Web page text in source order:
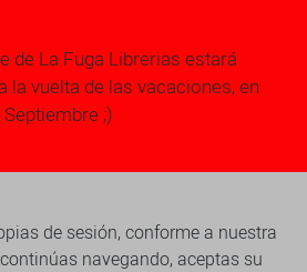
de La Fuga Librerias estará
la vuelta de las vacaciones, en
Septiembre ;)
de sesión, conforme a nuestra
navegando, aceptas su